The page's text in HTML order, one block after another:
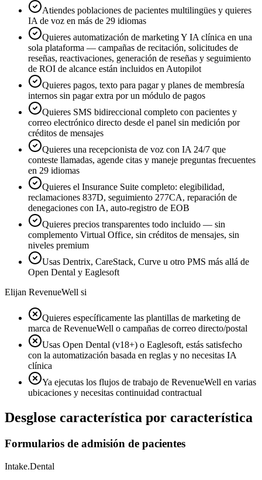
Atiendes poblaciones de pacientes multilingües y quieres
IA de voz en más de 29 idiomas
Quieres automatización de marketing Y IA clínica en una
sola plataforma — campañas de recitación, solicitudes de
reseñas, reactivaciones, generación de reseñas y seguimiento
de ROI de alcance están incluidos en Autopilot
Quieres pagos, texto para pagar y planes de membresía
internos sin pagar extra por un módulo de pagos
Quieres SMS bidireccional completo con pacientes y
correo electrónico directo desde el panel sin medición por
créditos de mensajes
Quieres una recepcionista de voz con IA 24/7 que
conteste llamadas, agende citas y maneje preguntas frecuentes
en 29 idiomas
Quieres el Insurance Suite completo: elegibilidad,
reclamaciones 837D, seguimiento 277CA, reparación de
denegaciones con IA, auto-registro de EOB
Quieres precios transparentes todo incluido — sin
complemento Virtual Office, sin créditos de mensajes, sin
niveles premium
Usas Dentrix, CareStack, Curve u otro PMS más allá de
Open Dental y Eaglesoft
Elijan RevenueWell si
Quieres específicamente las plantillas de marketing de
marca de RevenueWell o campañas de correo directo/postal
Usas Open Dental (v18+) o Eaglesoft, estás satisfecho
con la automatización basada en reglas y no necesitas IA
clínica
Ya ejecutas los flujos de trabajo de RevenueWell en varias
ubicaciones y necesitas continuidad contractual
Desglose característica por característica
Formularios de admisión de pacientes
Intake.Dental